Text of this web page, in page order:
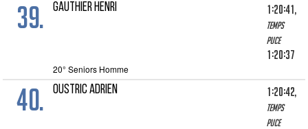
39. GAUTHIER HENRI 1:20:41,
Temps
puce
1:20:37
20° Seniors Homme
40. OUSTRIC ADRIEN 1:20:42,
Temps
puce